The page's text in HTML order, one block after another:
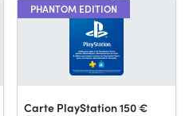
PHANTOM EDITION
Carte PlayStation 150 €